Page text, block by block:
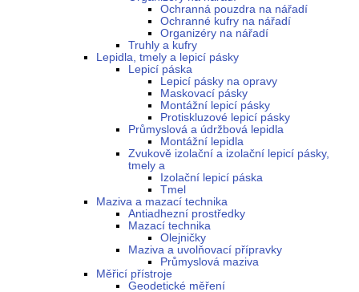
Ochranná pouzdra na nářadí
Ochranné kufry na nářadí
Organizéry na nářadí
Truhly a kufry
Lepidla, tmely a lepicí pásky
Lepicí páska
Lepicí pásky na opravy
Maskovací pásky
Montážní lepicí pásky
Protiskluzové lepicí pásky
Průmyslová a údržbová lepidla
Montážní lepidla
Zvukově izolační a izolační lepicí pásky,
tmely a
Izolační lepicí páska
Tmel
Maziva a mazací technika
Antiadhezní prostředky
Mazací technika
Olejničky
Maziva a uvolňovací přípravky
Průmyslová maziva
Měřicí přístroje
Geodetické měření